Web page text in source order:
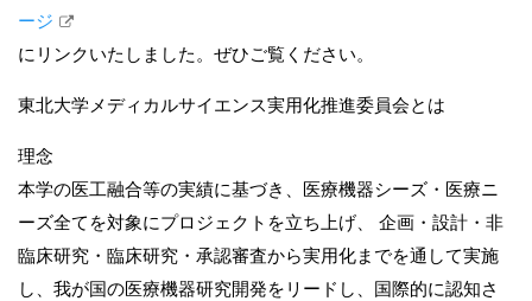
ージ
にリンクいたしました。ぜひご覧ください。
東北大学メディカルサイエンス実用化推進委員会とは
理念
本学の医工融合等の実績に基づき、医療機器シーズ・医療ニ
ーズ全てを対象にプロジェクトを立ち上げ、 企画・設計・非
臨床研究・臨床研究・承認審査から実用化までを通して実施
し、我が国の医療機器研究開発をリードし、国際的に認知さ